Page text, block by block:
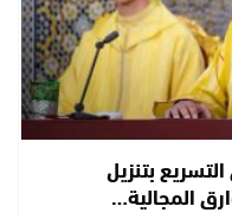
بتنزيل
المجالية…